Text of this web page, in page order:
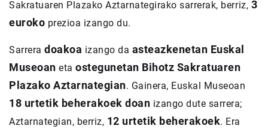
Sakratuaren Plazako Aztarnategirako sarrerak, berriz, 3
euroko prezioa izango du.
Sarreradoakoa izango da asteazkenetan Euskal
Museoan etaostegunetan Bihotz Sakratuaren
Plazako Aztarnategian. Gainera, Euskal Museoan
18 urtetik beherakoek doan izango dute sarrera;
Aztarnategian, berriz, 12 urtetik beherakoek. Era